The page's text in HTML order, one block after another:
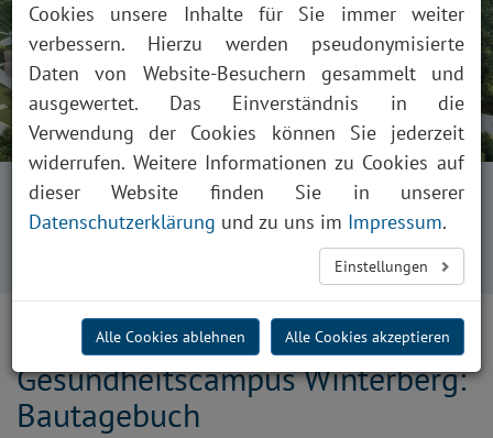
Startseite
Presse
Informationen für Medienvertreter
Gesundheitscampus Winterberg
Bautagebuch Gesundheitscampus Winterberg
Gesundheitscampus Winterberg:
Bautagebuch
Cookies unsere Inhalte für Sie immer weiter
verbessern. Hierzu werden pseudonymisierte
Daten von Website-Besuchern gesammelt und
ausgewertet. Das Einverständnis in die
Verwendung der Cookies können Sie jederzeit
widerrufen. Weitere Informationen zu Cookies auf
dieser Website finden Sie in unserer
Datenschutzerklärung und zu uns im Impressum.
Einstellungen
Alle Cookies ablehnen Alle Cookies akzeptieren